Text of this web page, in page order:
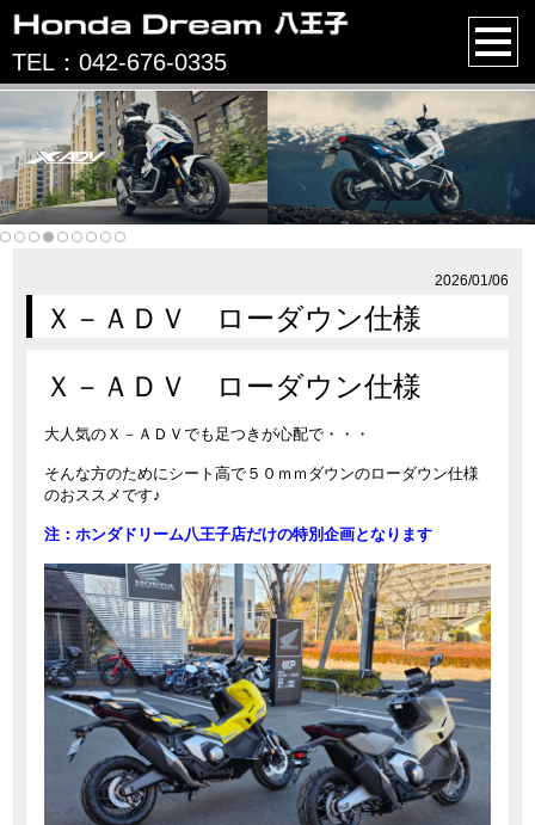
TEL：042-676-0335
2026/01/06
Ｘ－ＡＤＶ ローダウン仕様
Ｘ－ＡＤＶ ローダウン仕様
大人気のＸ－ＡＤＶでも足つきが心配で・・・
そんな方のためにシート高で５０ｍｍダウンのローダウン仕様
のおススメです♪
注：ホンダドリーム八王子店だけの特別企画となります